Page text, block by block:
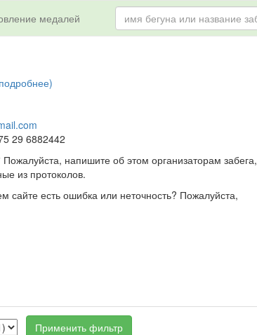
медалей
29 6882442
напишите об этом организаторам забега,
из протоколов.
сайте есть ошибка или неточность? Пожалуйста,
Применить фильтр